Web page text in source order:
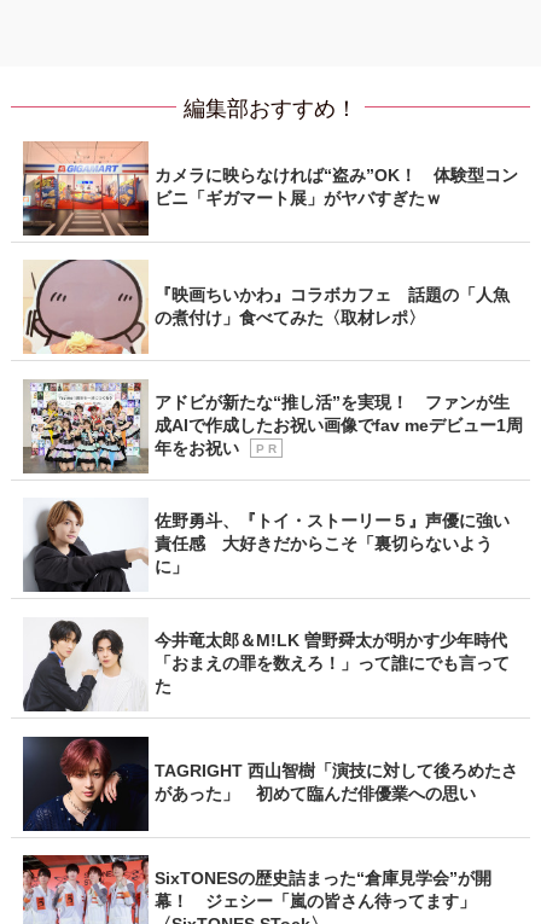
編集部おすすめ！
カメラに映らなければ“盗み”OK！ 体験型コン
ビニ「ギガマート展」がヤバすぎたｗ
『映画ちいかわ』コラボカフェ 話題の「人魚
の煮付け」食べてみた〈取材レポ〉
アドビが新たな“推し活”を実現！ ファンが生
成AIで作成したお祝い画像でfav meデビュー1周
年をお祝い
P R
佐野勇斗、『トイ・ストーリー５』声優に強い
責任感 大好きだからこそ「裏切らないよう
に」
今井竜太郎＆M!LK 曽野舜太が明かす少年時代
「おまえの罪を数えろ！」って誰にでも言って
た
TAGRIGHT 西山智樹「演技に対して後ろめたさ
があった」 初めて臨んだ俳優業への思い
SixTONESの歴史詰まった“倉庫見学会”が開
幕！ ジェシー「嵐の皆さん待ってます」